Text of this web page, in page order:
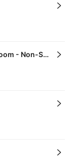
Twin Room with Shared Bathroom - Non-Smoking